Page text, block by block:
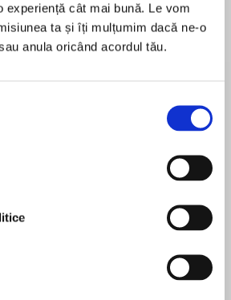
experiență cât mai bună. Le vom
ta și îți mulțumim dacă ne-o
anula oricând acordul tău.
zece ani, omul in negru se
parasita din strania lume